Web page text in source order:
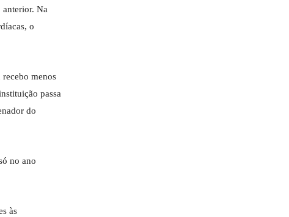
anterior. Na
o
recebo menos
passa
do
no ano
às